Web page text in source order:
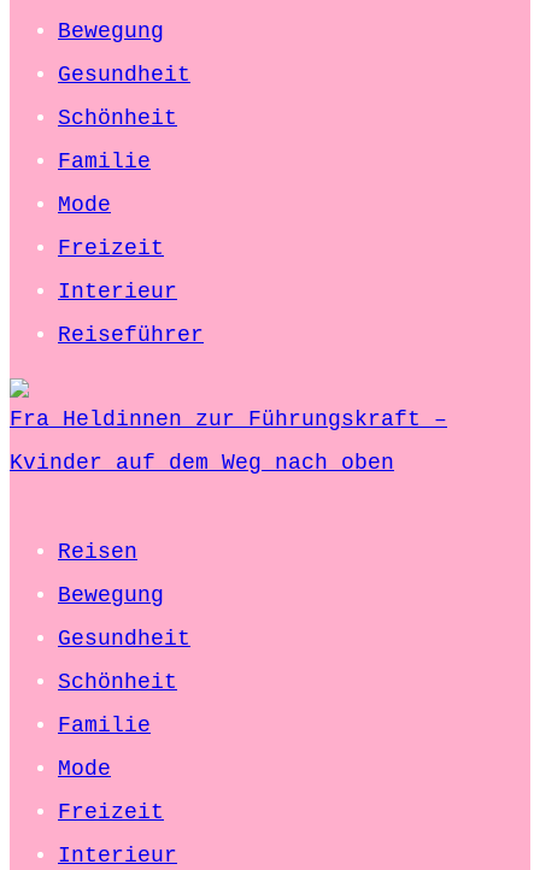
Bewegung
Gesundheit
Schönheit
Familie
Mode
Freizeit
Interieur
Reiseführer
Fra Heldinnen zur Führungskraft –
Kvinder auf dem Weg nach oben
Reisen
Bewegung
Gesundheit
Schönheit
Familie
Mode
Freizeit
Interieur